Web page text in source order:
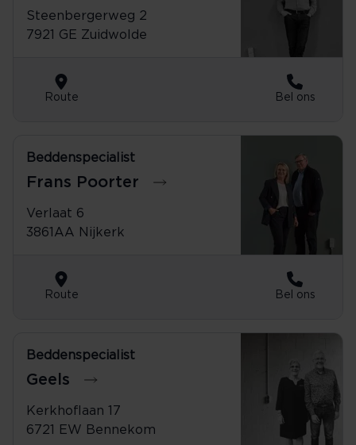
Steenbergerweg 2
7921 GE Zuidwolde
Route Bel ons
Beddenspecialist
Frans Poorter
Verlaat 6
3861AA Nijkerk
033-2451332
Route Bel ons
Beddenspecialist
Geels
Kerkhoflaan 17
6721 EW Bennekom
0318-414 500